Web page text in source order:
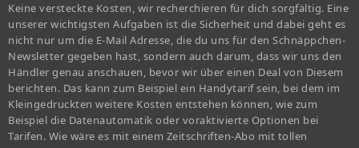
Keine versteckte Kosten, wir recherchieren für dich sorgfältig. Eine
unserer wichtigsten Aufgaben ist die Sicherheit und dabei geht es
nicht nur um die E-Mail Adresse, die du uns für den Schnäppchen-
Newsletter gegeben hast, sondern auch darum, dass wir uns den
Händler genau anschauen, bevor wir über einen Deal von Diesem
berichten. Das kann zum Beispiel ein Handytarif sein, bei dem im
Kleingedruckten weitere Kosten entstehen können, wie zum
Beispiel die Datenautomatik oder voraktivierte Optionen bei
Tarifen. Wie wäre es mit einem Zeitschriften-Abo mit tollen